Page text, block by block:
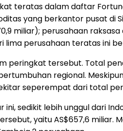
teratas dalam daftar
yang berkantor pusat di
miliar); perusahaan
lima perusahaan teratas ini
tersebut. Total
regional.
seperempat dari total
sedikit lebih unggul dari
yaitu AS$657,6 miliar.